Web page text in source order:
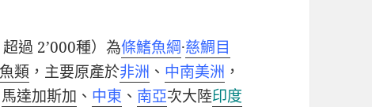
過 2’000種）為條鰭魚綱·慈鯛目
類 ，主要原產於非洲 、 中南美洲 ，
馬達加斯加 、 中東 、 南亞次大陸印度